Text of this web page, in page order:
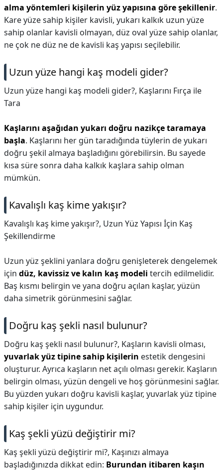
alma yöntemleri kişilerin yüz yapısına göre şekillenir.
Kare yüze sahip kişiler kavisli, yukarı kalkık uzun yüze
sahip olanlar kavisli olmayan, düz oval yüze sahip olanlar,
ne çok ne düz ne de kavisli kaş yapısı seçilebilir.
Uzun yüze hangi kaş modeli gider?
Uzun yüze hangi kaş modeli gider?, Kaşlarını Fırça ile
Tara
Kaşlarını aşağıdan yukarı doğru nazikçe taramaya
başla. Kaşlarını her gün taradığında tüylerin de yukarı
doğru şekil almaya başladığını görebilirsin. Bu sayede
kısa süre sonra daha kalkık kaşlara sahip olman
mümkün.
Kavalışlı kaş kime yakışır?
Kavalışlı kaş kime yakışır?, Uzun Yüz Yapısı İçin Kaş
Şekillendirme
Uzun yüz şeklini yanlara doğru genişleterek dengelemek
için düz, kavissiz ve kalın kaş modeli tercih edilmelidir.
Baş kısmı belirgin ve yana doğru açılan kaşlar, yüzün
daha simetrik görünmesini sağlar.
Doğru kaş şekli nasıl bulunur?
Doğru kaş şekli nasıl bulunur?, Kaşların kavisli olması,
yuvarlak yüz tipine sahip kişilerin estetik dengesini
oluşturur. Ayrıca kaşların net açılı olması gerekir. Kaşların
belirgin olması, yüzün dengeli ve hoş görünmesini sağlar.
Bu yüzden yukarı doğru kavisli kaşlar, yuvarlak yüz tipine
sahip kişiler için uygundur.
Kaş şekli yüzü değiştirir mi?
Kaş şekli yüzü değiştirir mi?, Kaşınızı almaya
başladığınızda dikkat edin: Burundan itibaren kaşın